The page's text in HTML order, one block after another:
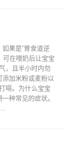
果是“胃食道逆
可在喂奶后让宝宝
，且半小时内勿
加米粉或麦粉以
嗝。为什么宝宝
种常见的症状。